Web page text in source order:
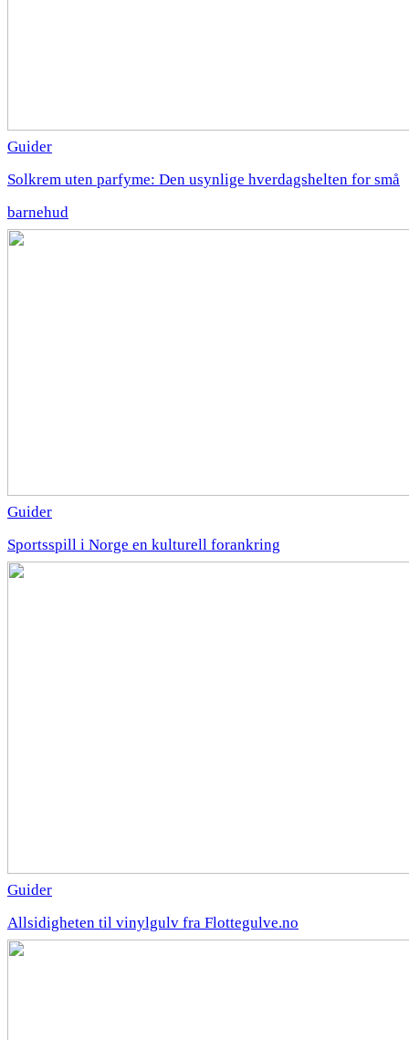
Guider
Solkrem uten parfyme: Den usynlige hverdagshelten for små
barnehud
Guider
Sportsspill i Norge en kulturell forankring
Guider
Allsidigheten til vinylgulv fra Flottegulve.no